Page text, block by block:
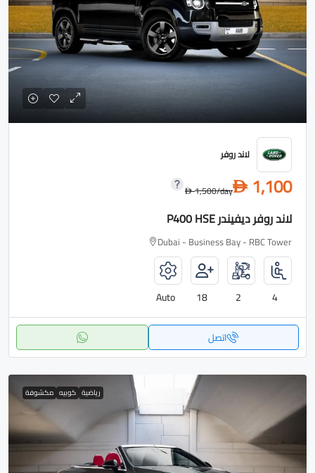
لاند روفر
D 1,100
D1,500/day
لاند روفر ديفيندر P400 HSE
Dubai - Business Bay - RBC Tower
4
2
18
Auto
اتصل
رياضية كوبيه مكشوفة